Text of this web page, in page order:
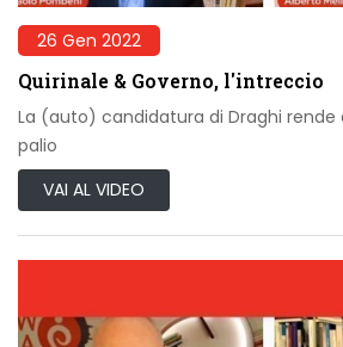
26 Gen 2022
Quirinale & Governo, l'intreccio
La (auto) candidatura di Draghi rende
palio
VAI AL VIDEO